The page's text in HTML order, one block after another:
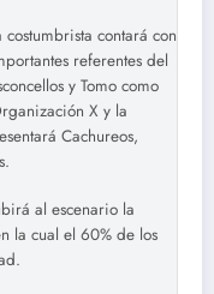
contará con
referentes del
y Tomo como
X y la
Cachureos,
al escenario la
la cual el 60% de los